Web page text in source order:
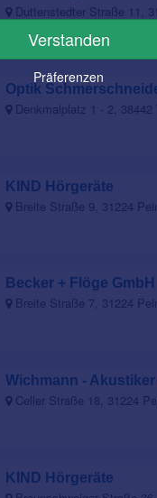
Duttenstedter Straße 11,
Optik
Denkmalplatz 1 - 2, 38442
KIND Hörgeräte
Breite Straße 9, 31224
Becker + Flöge GmbH
Breite Straße 7, 31224
Wichmann -
Celler Straße 18, 31224
KIND Hörgeräte
Verstanden
Präferenzen